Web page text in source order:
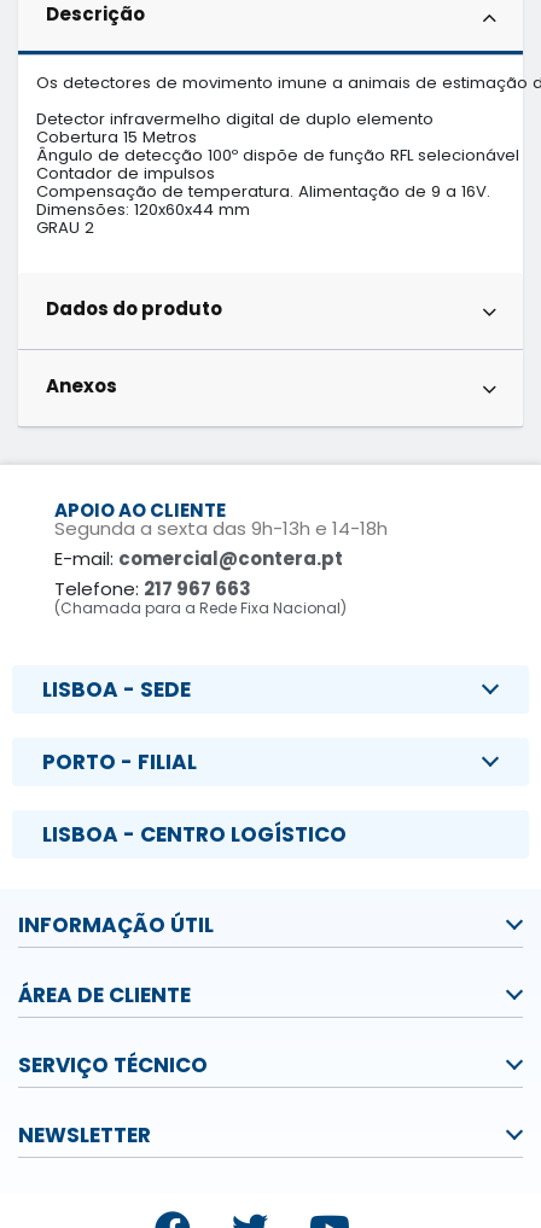
Descrição
Os detectores de movimento imune a animais de
Detector infravermelho digital de duplo elemento
Cobertura 15 Metros
Ângulo de detecção 100º dispõe de função RFL selecionável
Contador de impulsos
Compensação de temperatura. Alimentação de 9 a 16V.
Dimensões: 120x60x44 mm
GRAU 2
Dados do produto
Anexos
APOIO AO CLIENTE
Segunda a sexta das 9h-13h e 14-18h
E-mail: comercial@contera.pt
Telefone: 217 967 663
(Chamada para a Rede Fixa Nacional)
LISBOA - SEDE
PORTO - FILIAL
LISBOA - CENTRO LOGÍSTICO
INFORMAÇÃO ÚTIL
ÁREA DE CLIENTE
SERVIÇO TÉCNICO
NEWSLETTER